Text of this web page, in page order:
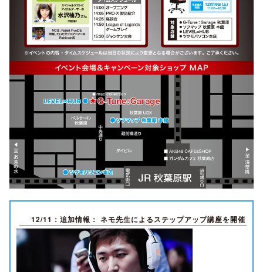
12/11：追加情報： ネモ先生によるステップアップ講座を開催